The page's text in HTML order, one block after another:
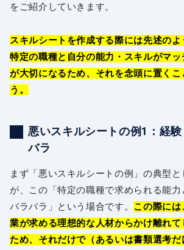
をご紹介していきます。
スキルシートを作成する際には先述の
特定の職種と自分の能力・スキルがマッ
が大切になるため、それを念頭に置くこ
う。
悪いスキルシートの例1：経
バラ
まず「悪いスキルシートの例」の典型
が、この「特定の職種で求められる能
バラバラ」という場合です。 この際に
業が求める理想的な人材からかけ離れ
ため、それだけで（あるいは書類選考